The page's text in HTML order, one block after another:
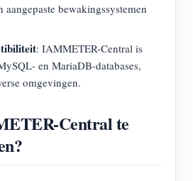
bewakingssystemen
: IAMMETER-Central is
en MariaDB-databases,
omgevingen.
Central te